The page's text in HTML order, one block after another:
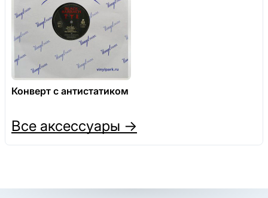
Конверт с антистатиком
Все аксессуары →